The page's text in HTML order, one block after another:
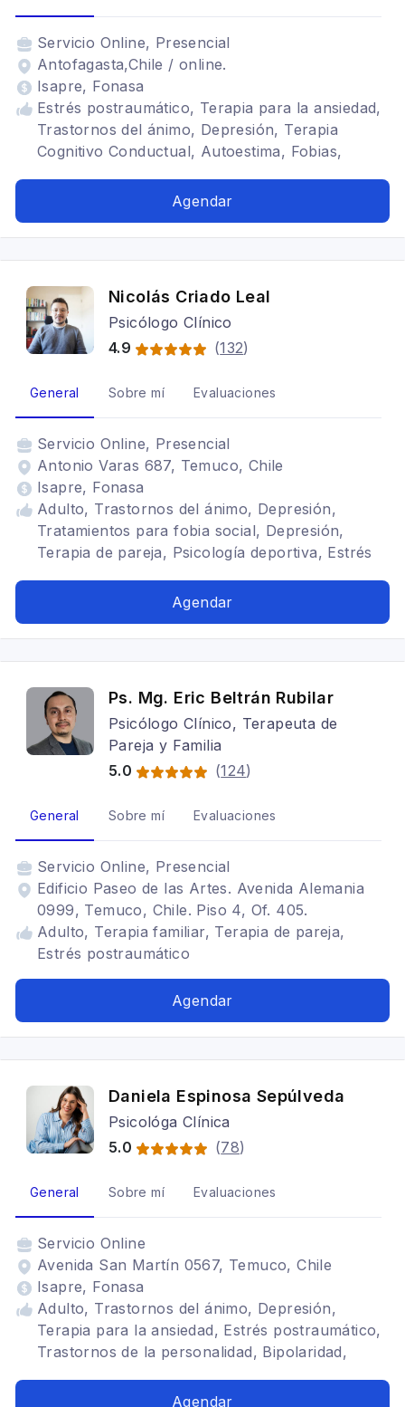
Servicio Online, Presencial
Antofagasta,Chile / online.
Isapre, Fonasa
Estrés postraumático, Terapia para la ansiedad,
Trastornos del ánimo, Depresión, Terapia
Cognitivo Conductual, Autoestima, Fobias,
Autismo Mujeres, violencia intrafamiliar,
Adicciones, duelos, autoconocimiento, Terapia
de pareja, endometriosis, dolor cronico,
fibromialgia, Psicoterapia Adultos y
Adolescentes, salud mental adolescente,
Adolescentes, Adulto
Agendar
Nicolás Criado Leal
Psicólogo Clínico
4.9
(132)
General Sobre mí Evaluaciones
Servicio Online, Presencial
Antonio Varas 687, Temuco, Chile
Isapre, Fonasa
Adulto, Trastornos del ánimo, Depresión,
Tratamientos para fobia social, Depresión,
Terapia de pareja, Psicología deportiva, Estrés
Agendar
Ps. Mg. Eric Beltrán Rubilar
Psicólogo Clínico, Terapeuta de
Pareja y Familia
5.0
(124)
General Sobre mí Evaluaciones
Servicio Online, Presencial
Edificio Paseo de las Artes. Avenida Alemania
0999, Temuco, Chile. Piso 4, Of. 405.
Adulto, Terapia familiar, Terapia de pareja,
Estrés postraumático
Agendar
Daniela Espinosa Sepúlveda
Psicológa Clínica
5.0
(78)
General Sobre mí Evaluaciones
Servicio Online
Avenida San Martín 0567, Temuco, Chile
Isapre, Fonasa
Adulto, Trastornos del ánimo, Depresión,
Terapia para la ansiedad, Estrés postraumático,
Trastornos de la personalidad, Bipolaridad,
Agendar